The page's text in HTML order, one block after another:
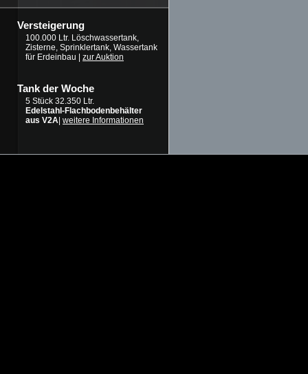
Versteigerung
100.000 Ltr. Löschwassertank,
Zisterne, Sprinklertank, Wassertank
für Erdeinbau | zur Auktion
Tank der Woche
5 Stück 32.350 Ltr.
Edelstahl-Flachbodenbehälter
aus V2A weitere Informationen